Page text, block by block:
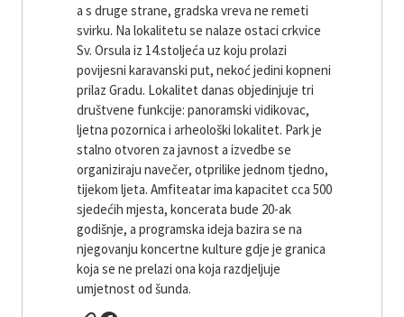
a s druge strane, gradska vreva ne remeti
svirku. Na lokalitetu se nalaze ostaci crkvice
Sv. Orsula iz 14.stoljeća uz koju prolazi
povijesni karavanski put, nekoć jedini kopneni
prilaz Gradu. Lokalitet danas objedinjuje tri
društvene funkcije: panoramski vidikovac,
ljetna pozornica i arheološki lokalitet. Park je
stalno otvoren za javnost a izvedbe se
organiziraju navečer, otprilike jednom tjedno,
tijekom ljeta. Amfiteatar ima kapacitet cca 500
sjedećih mjesta, koncerata bude 20-ak
godišnje, a programska ideja bazira se na
njegovanju koncertne kulture gdje je granica
koja se ne prelazi ona koja razdjeljuje
umjetnost od šunda.